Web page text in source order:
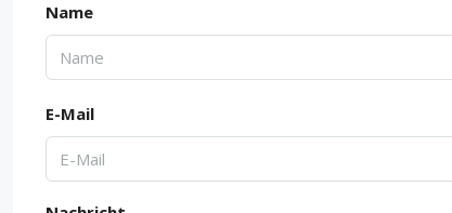
Name
E-Mail